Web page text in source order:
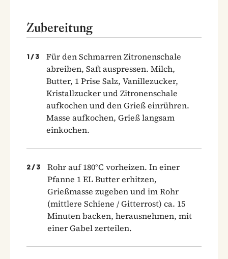
Zubereitung
1 / 3
Für den Schmarren Zitronenschale
abreiben, Saft auspressen. Milch,
Butter, 1 Prise Salz, Vanillezucker,
Kristallzucker und Zitronenschale
aufkochen und den Grieß einrühren.
Masse aufkochen, Grieß langsam
einkochen.
2/ 3
Rohr auf 180°C vorheizen. In einer
Pfanne 1 EL Butter erhitzen,
Grießmasse zugeben und im Rohr
(mittlere Schiene / Gitterrost) ca. 15
Minuten backen, herausnehmen, mit
einer Gabel zerteilen.